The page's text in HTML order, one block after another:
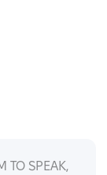
SPEAK,